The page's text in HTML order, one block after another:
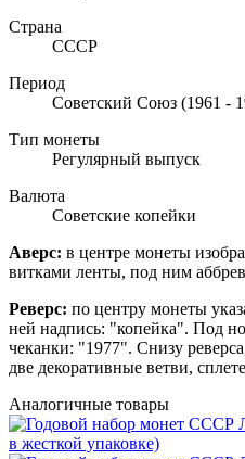
Страна
СССР
Период
Советский Союз (1961 -
Тип монеты
Регулярный выпуск
Валюта
Советские копейки
Аверс: в центре монеты
витками ленты, под ним
Реверс: по центру монеты
ней надпись: "копейка". Под
чеканки: "1977". Снизу
две декоративные ветви,
Аналогичные товары